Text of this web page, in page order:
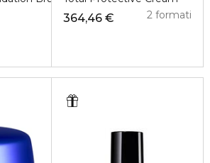
364,46 € 2 formati